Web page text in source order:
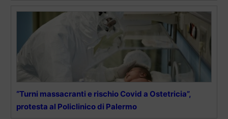
“Turni massacranti e rischio Covid a Ostetricia”,
protesta al Policlinico di Palermo